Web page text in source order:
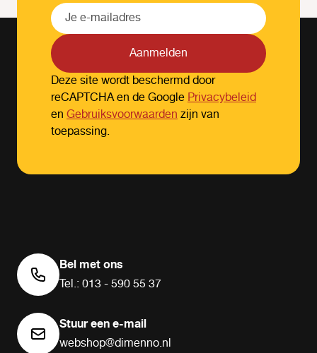
Aanmelden
Deze site wordt beschermd door
reCAPTCHA en de GooglePrivacybeleid
en Gebruiksvoorwaardenzijn van
toepassing.
Bel met ons
Tel.: 013 - 590 55 37
Stuur een e-mail
webshop@dimenno.nl